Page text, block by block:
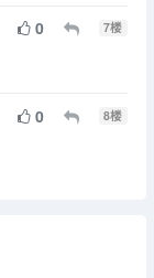
0 7楼
0 8楼